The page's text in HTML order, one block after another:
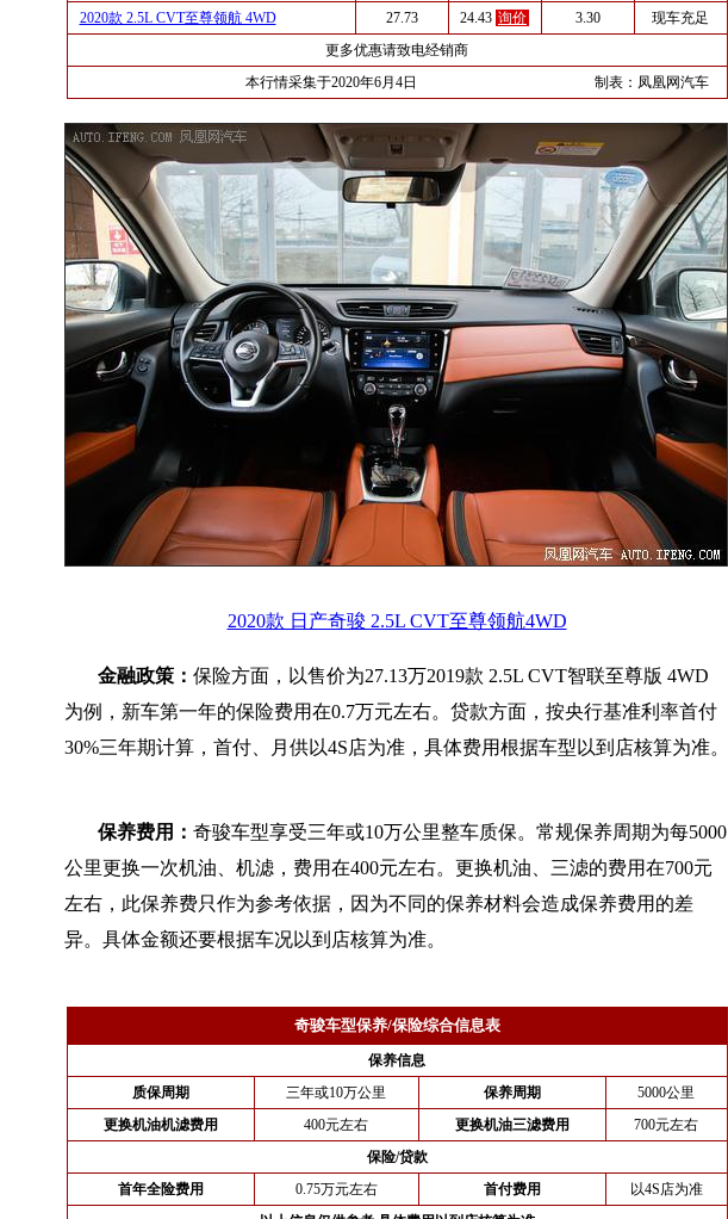
2020款 2.5L CVT至尊领航 4WD
27.73 24.43 询价 3.30
现车充足
更多优惠请致电经销商
制表： 凤凰网汽车
本行情采集于2020年6月4日
2020款 日产奇骏 2.5L CVT至尊领航4WD
金融政策： 保险方面，以售价为27.13万2019款 2.5L CVT智联至尊版 4WD
为例，新车第一年的保险费用在0.7万元左右。贷款方面，按央行基准利率首付
30%三年期计算，首付、月供以4S店为准，具体费用根据车型以到店核算为准。
保养费用： 奇骏车型享受三年或10万公里整车质保。常规保养周期为每5000
公里更换一次机油、机滤，费用在400元左右。更换机油、三滤的费用在700元
左右，此保养费只作为参考依据，因为不同的保养材料会造成保养费用的差
异。具体金额还要根据车况以到店核算为准。
奇骏车型保养/保险综合信息表
保养信息
质保周期
三年或10万公里 保养周期
5000公里
更换机油机滤费用
400元左右 更换机油三滤费用
700元左右
保险/贷款
首年全险费用
0.75万元左右 首付费用
以4S店为准